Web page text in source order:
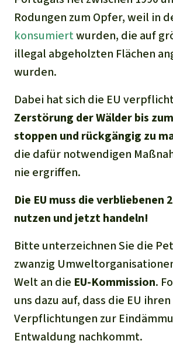
Rodungen zum Opfer, weil in
konsumiertwurden, die auf
illegal abgeholzten Flächen
wurden.
Dabei hat sich die EU
Zerstörung der Wälder bis
stoppen und rückgängig zu
die dafür notwendigen
nie ergriffen.
Die EU muss die verbliebenen
nutzen und jetzt handeln!
Bitte unterzeichnen Sie die
zwanzig
Welt an die EU-Kommission.
uns dazu auf, dass die EU ihren
Verpflichtungen zur
Entwaldung nachkommt.